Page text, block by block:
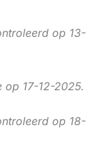
op 13-
op 17-12-2025.
op 18-